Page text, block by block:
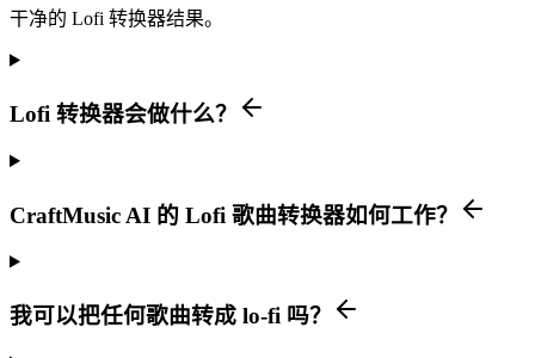
干净的 Lofi 转换器结果。
Lofi 转换器会做什么？
CraftMusic AI 的 Lofi 歌曲转换器如何工作？
我可以把任何歌曲转成 lo-fi 吗？